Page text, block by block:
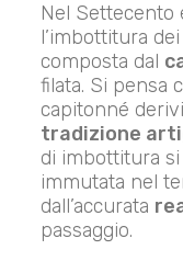
Nel Settecento
l’imbottitura
composta dal
filata. Si pensa
capitonné
tradizione
di imbottitura
immutata nel
dall’accurata
passaggio.